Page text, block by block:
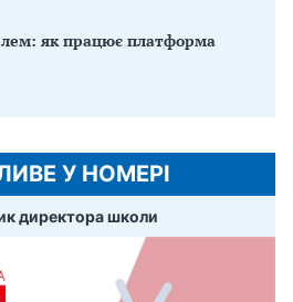
як працює платформа
У НОМЕРІ
директора школи